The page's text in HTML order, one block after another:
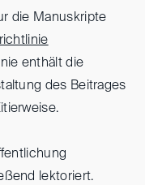
die Manuskripte
enthält die
des Beitrages
lektoriert.